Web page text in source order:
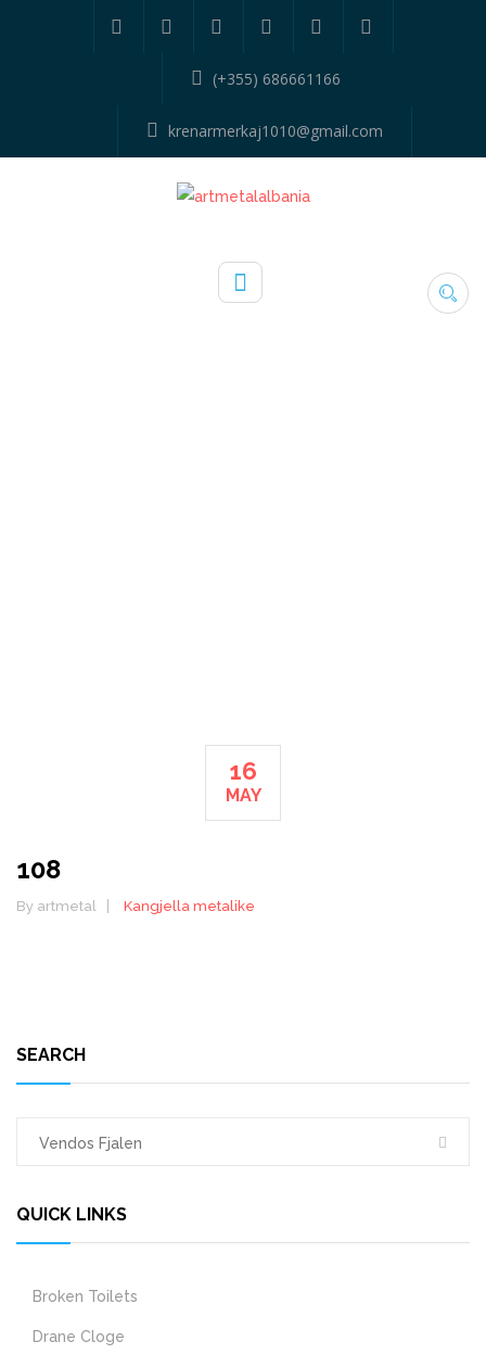
(+355) 686661166
krenarmerkaj1010@gmail.com
16
MAY
108
By artmetal Kangjella metalike
SEARCH
QUICK LINKS
Broken Toilets
Drane Cloge